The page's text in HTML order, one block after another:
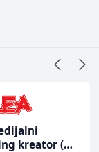
kreator (m/